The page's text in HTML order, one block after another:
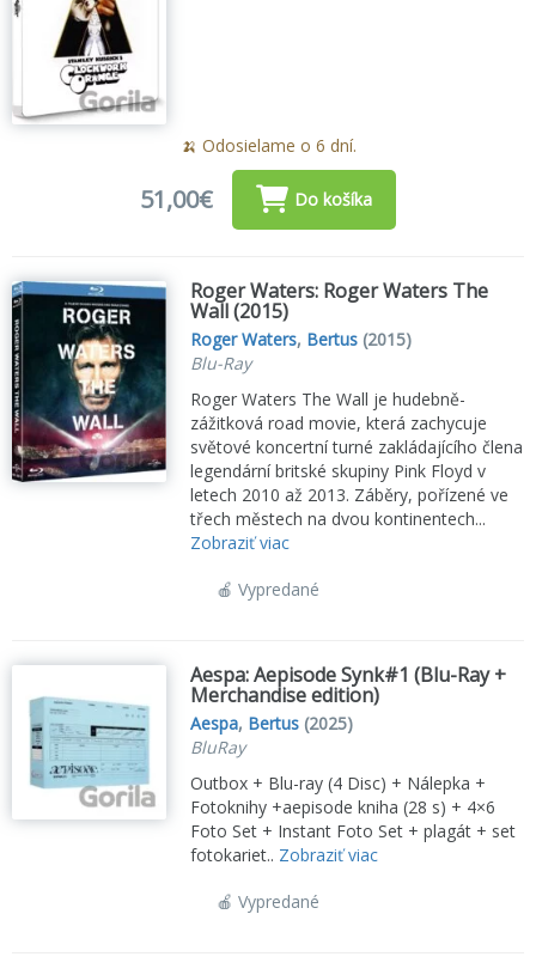
🍌 Odosielame o 6 dní.
51,00€ Do košíka
Roger Waters: Roger Waters The
Wall (2015)
Roger Waters, Bertus (2015)
Blu-Ray
Roger Waters The Wall je hudebně-
zážitková road movie, která zachycuje
světové koncertní turné zakládajícího člena
legendární britské skupiny Pink Floyd v
letech 2010 až 2013. Záběry, pořízené ve
třech městech na dvou kontinentech...
Zobraziť viac
🍎 Vypredané
Aespa: Aepisode Synk#1 (Blu-Ray +
Merchandise edition)
Aespa, Bertus (2025)
BluRay
Outbox + Blu-ray (4 Disc) + Nálepka +
Fotoknihy +aepisode kniha (28 s) + 4×6
Foto Set + Instant Foto Set + plagát + set
fotokariet.. Zobraziť viac
🍎 Vypredané